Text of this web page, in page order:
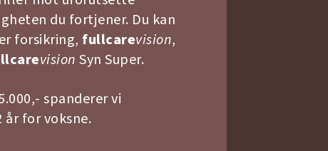
du fortjener. Du kan
forsikring, fullcarevision,
vision Syn Super.
spanderer vi
år for voksne.